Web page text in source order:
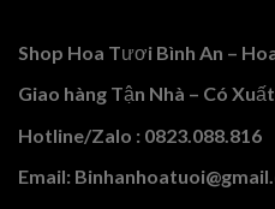
Shop Hoa Tươi Bình An –
Giao hàng Tận Nhà – Có
Hotline/Zalo : 0823.088.816
Email: